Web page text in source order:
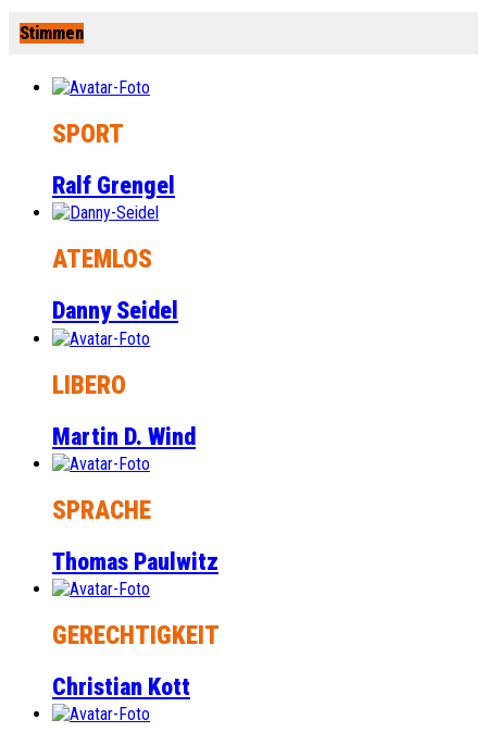
Stimmen
SPORT
Ralf Grengel
ATEMLOS
Danny Seidel
LIBERO
Martin D. Wind
SPRACHE
Thomas Paulwitz
GERECHTIGKEIT
Christian Kott